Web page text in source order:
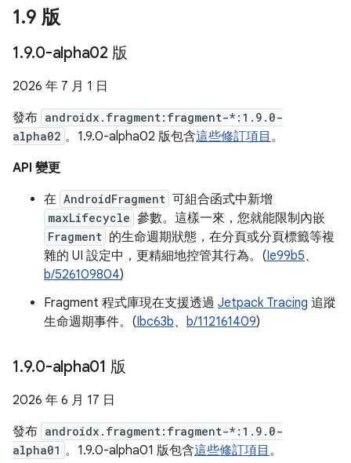
1.9 版
1.9.0-alpha02 版
2026 年 7 月 1 日
發布 androidx.fragment:fragment-*:1.9.0-
alpha02 。1.9.0-alpha02 版包含這些修訂項目 。
API 變更
在 AndroidFragment 可組合函式中新增
maxLifecycle 參數。這樣一來，您就能限制內嵌
Fragment 的生命週期狀態，在分頁或分頁標籤等複
雜的 UI 設定中，更精細地控管其行為。(Ie99b5、
b/526109804)
Fragment 程式庫現在支援透過 Jetpack Tracing 追蹤
生命週期事件。(Ibc63b、 b/112161409)
1.9.0-alpha01 版
2026 年 6 月 17 日
發布 androidx.fragment:fragment-*:1.9.0-
alpha01 。1.9.0-alpha01 版包含這些修訂項目 。